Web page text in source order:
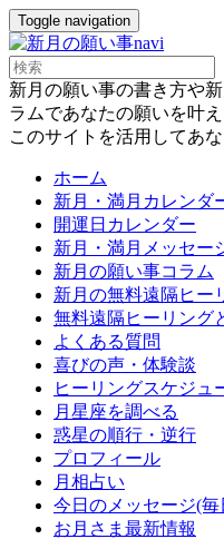
Toggle navigation
新月の願い事の書き方や
ラムであなたの願いを叶
このサイトを活用してあ
ホーム
新月・満月カレンダ
開運日カレンダー
新月・満月メッセー
新月の願い事コラム
新月の無料遠隔ヒー
無料遠隔ヒーリング
よくある質問
喜びの声・体験談
ヒーリングスケジュ
月星座を調べる
惑星の順行・逆行
プロフィール
月相占い
今日のメッセージ(毎
お月さま最新情報